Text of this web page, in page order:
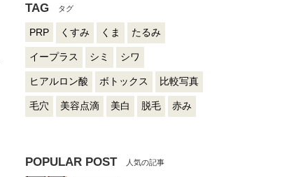
TAG
PRP くすみ くま たるみ
イープラス シミ シワ
ヒアルロン酸 ボトックス 比較写真
毛穴 美容点滴 美白 脱毛 赤み
POPULAR POST